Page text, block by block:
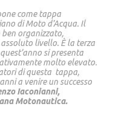
come tappa
di Moto d’Acqua. Il
organizzato,
livello. È la terza
si presenta
molto elevato.
di questa tappa,
a venire un successo
Iaconianni,
Motonautica.